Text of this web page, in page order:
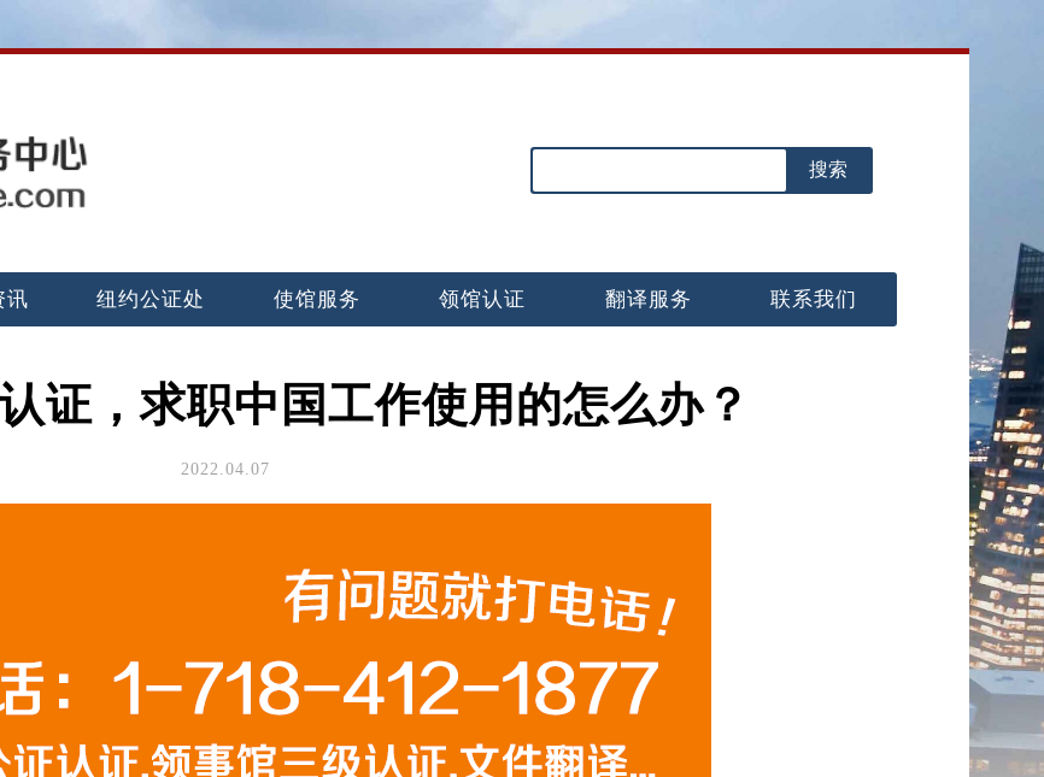
讯 纽约公证处 使馆服务 领馆认证 翻译服务 联系我们
证，求职中国工作使用的怎么办？
2022.04.07